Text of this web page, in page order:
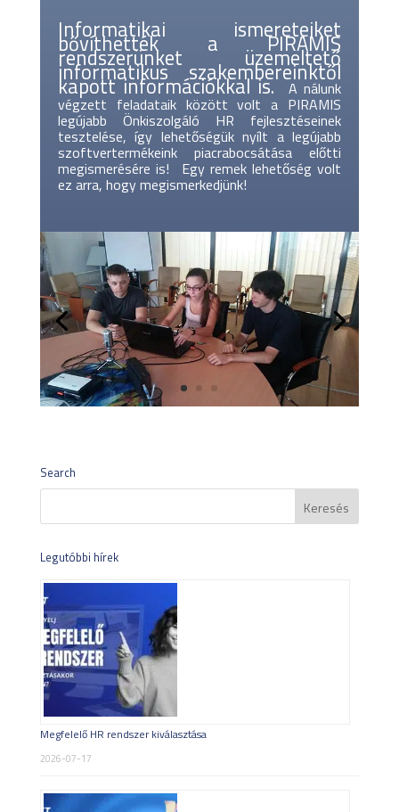
Informatikai ismereteiket
bővíthették a PIRAMIS
rendszerünket üzemeltető
informatikus szakembereinktől
kapott információkkal is. A nálunk
végzett feladataik között volt a PIRAMIS
legújabb Önkiszolgáló HR fejlesztéseinek
tesztelése, így lehetőségük nyílt a legújabb
szoftvertermékeink piacrabocsátása előtti
megismerésére is! Egy remek lehetőség volt
ez arra, hogy megismerkedjünk!
Search
Legutóbbi hírek
Megfelelő HR rendszer kiválasztása
2026-07-17